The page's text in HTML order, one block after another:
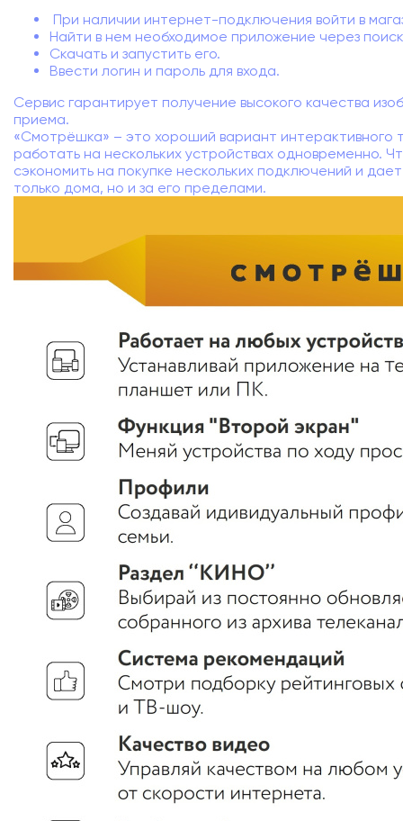
При наличии интернет-подключения войти в
Найти в нем необходимое приложение через
Скачать и запустить его.
Ввести логин и пароль для входа.
Сервис гарантирует получение высокого качества
приема.
«Смотрёшка» – это хороший вариант интерактивного
работать на нескольких устройствах одновременно.
сэкономить на покупке нескольких подключений и
только дома, но и за его пределами.